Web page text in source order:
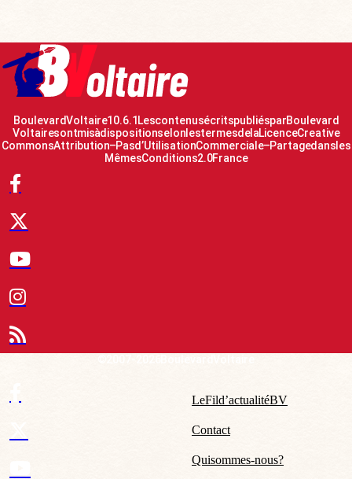
Boulevard Voltaire 10.6.1 Les contenus écrits publiés par Boulevard
Voltaire sont mis à disposition selon les termes de la Licence Creative
Commons Attribution – Pas d’Utilisation Commerciale – Partage dans les
Mêmes Conditions 2.0 France
Le Fil d’actualité BV
Contact
Qui sommes-nous ?